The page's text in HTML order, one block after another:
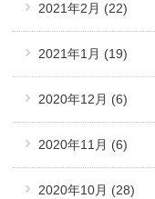
2021年2月 (22)
2021年1月 (19)
2020年12月 (6)
2020年11月 (6)
2020年10月 (28)